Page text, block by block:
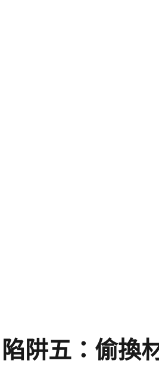
陷阱五：偷換